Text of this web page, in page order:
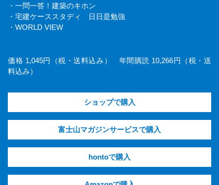
・一問一答！建築のキホン
・宅建ケーススタディ 日日是勉強
・WORLD VIEW
価格 1,045円（税・送料込み） 年間購読 10,266円（税・送
料込み）
ショップで購入
富士山マガジンサービスで購入
hontoで購入